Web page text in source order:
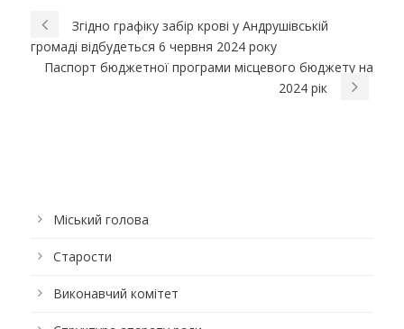
Згідно графіку забір крові у Андрушівській
громаді відбудеться 6 червня 2024 року
Паспорт бюджетної програми місцевого бюджету на
2024 рік
Міський голова
Старости
Виконавчий комітет